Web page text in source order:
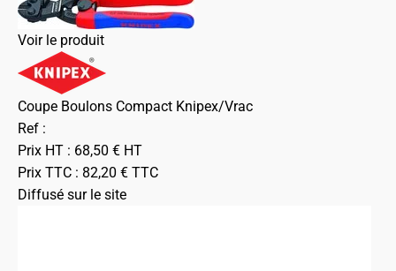
Voir le produit
Coupe Boulons Compact Knipex/Vrac
Ref :
Prix HT : 68,50 € HT
Prix TTC : 82,20 € TTC
Diffusé sur le site